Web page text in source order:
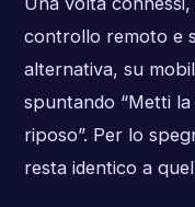
controllo remoto e
alternativa, su
spuntando “Metti
riposo”. Per lo
resta identico a